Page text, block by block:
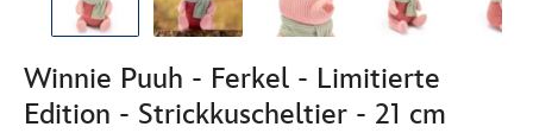
Winnie Puuh - Ferkel - Limitierte
Edition - Strickkuscheltier - 21 cm